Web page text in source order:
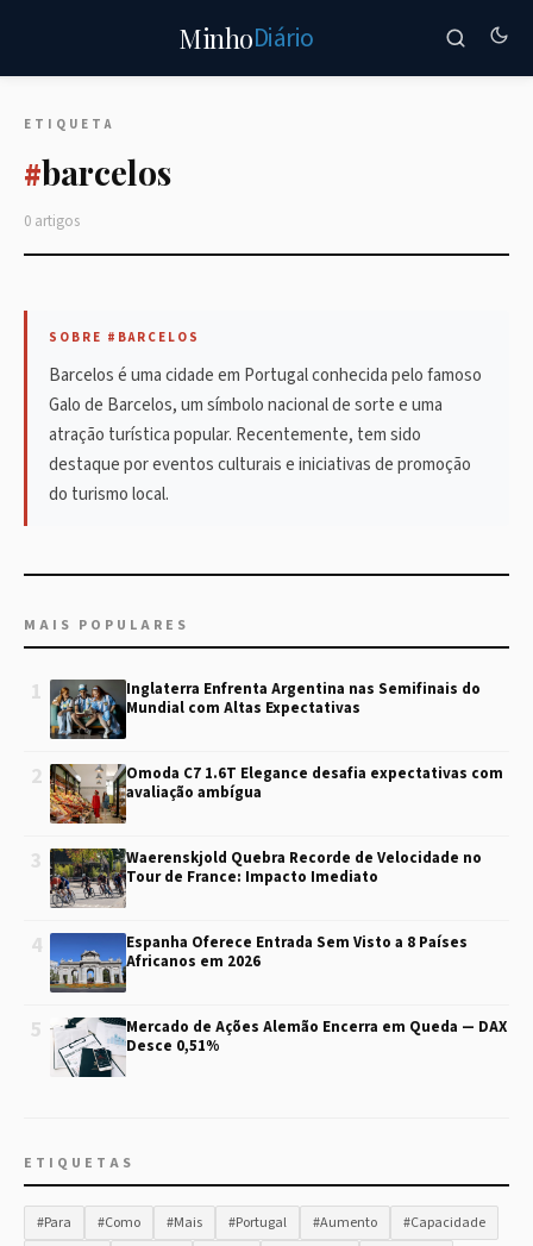
MinhoDiário
ETIQUETA
#barcelos
0 artigos
SOBRE #BARCELOS
Barcelos é uma cidade em Portugal conhecida pelo famoso
Galo de Barcelos, um símbolo nacional de sorte e uma
atração turística popular. Recentemente, tem sido
destaque por eventos culturais e iniciativas de promoção
do turismo local.
MAIS POPULARES
1
Inglaterra Enfrenta Argentina nas Semifinais do
Mundial com Altas Expectativas
2
Omoda C7 1.6T Elegance desafia expectativas com
avaliação ambígua
3
Waerenskjold Quebra Recorde de Velocidade no
Tour de France: Impacto Imediato
4
Espanha Oferece Entrada Sem Visto a 8 Países
Africanos em 2026
5
Mercado de Ações Alemão Encerra em Queda — DAX
Desce 0,51%
ETIQUETAS
#Para #Como #Mais #Portugal #Aumento
#Capacidade